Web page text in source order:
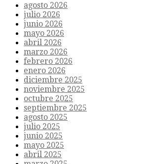
agosto 2026
julio 2026
junio 2026
mayo 2026
abril 2026
marzo 2026
febrero 2026
enero 2026
diciembre 2025
noviembre 2025
octubre 2025
septiembre 2025
agosto 2025
julio 2025
junio 2025
mayo 2025
abril 2025